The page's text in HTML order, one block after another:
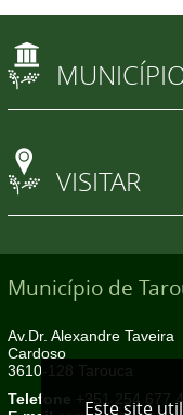
VISITAR
Município de
Av.Dr. Alexandre Taveira
Cardoso
3610-128 Tarouca
Telefone +351 254 677
Este site